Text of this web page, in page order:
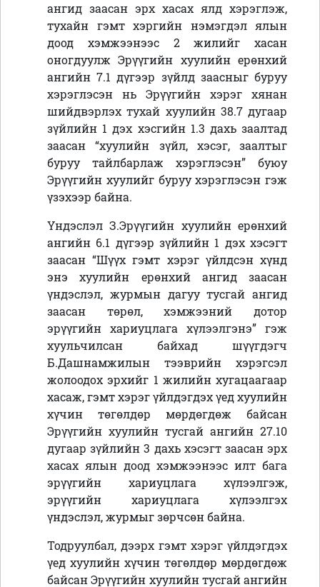
ангид заасан эрх хасах ялд хэрэглэж,
тухайн гэмт хэргийн нэмэгдэл ялын
доод хэмжээнээс 2 жилийг хасан
оногдуулж Эрүүгийн хуулийн ерөнхий
ангийн 7.1 дүгээр зүйлд заасныг буруу
хэрэглэсэн нь Эрүүгийн хэрэг хянан
шийдвэрлэх тухай хуулийн 38.7 дугаар
зүйлийн 1 дэх хэсгийн 1.3 дахь заалтад
заасан “хуулийн зүйл, хэсэг, заалтыг
буруу тайлбарлаж хэрэглэсэн” буюу
Эрүүгийн хуулийг буруу хэрэглэсэн гэж
үзэхээр байна.
Үндэслэл З.Эрүүгийн хуулийн ерөнхий
ангийн 6.1 дүгээр зүйлийн 1 дэх хэсэгт
заасан “Шүүх гэмт хэрэг үйлдсэн хүнд
энэ хуулийн ерөнхий ангид заасан
үндэслэл, журмын дагуу тусгай ангид
заасан төрөл, хэмжээний дотор
эрүүгийн хариуцлага хүлээлгэнэ” гэж
хуульчилсан байхад шүүгдэгч
Б.Дашнамжилын тээврийн хэрэгсэл
жолоодох эрхийг 1 жилийн хугацаагаар
хасаж, гэмт хэрэг үйлдэгдэх үед хуулийн
хүчин төгөлдөр мөрдөгдөж байсан
Эрүүгийн хуулийн тусгай ангийн 27.10
дугаар зүйлийн 3 дахь хэсэгт заасан эрх
хасах ялын доод хэмжээнээс илт бага
эрүүгийн хариуцлага хүлээлгэж,
эрүүгийн хариуцлага хүлээлгэх
үндэслэл, журмыг зөрчсөн байна.
Тодруулбал, дээрх гэмт хэрэг үйлдэгдэх
үед хуулийн хүчин төгөлдөр мөрдөгдөж
байсан Эрүүгийн хуулийн тусгай ангийн